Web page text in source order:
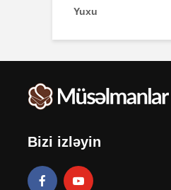
Yuxu
Bizi izləyin